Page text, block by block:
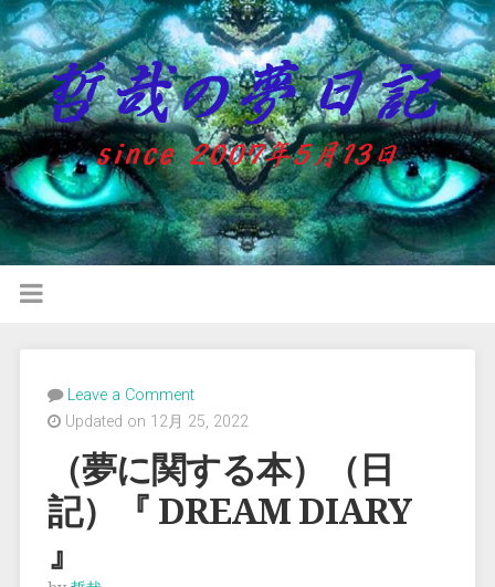
Leave a Comment
Updated on 12月 25, 2022
（夢に関する本）（日
記）『 DREAM DIARY
』